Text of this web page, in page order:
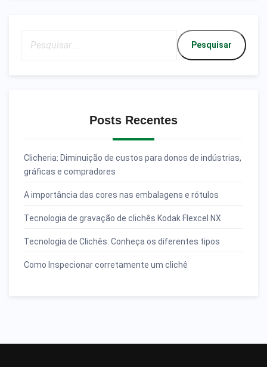
Posts Recentes
Clicheria: Diminuição de custos para donos de indústrias,
gráficas e compradores
A importância das cores nas embalagens e rótulos
Tecnologia de gravação de clichês Kodak Flexcel NX
Tecnologia de Clichês: Conheça os diferentes tipos
Como Inspecionar corretamente um clichê